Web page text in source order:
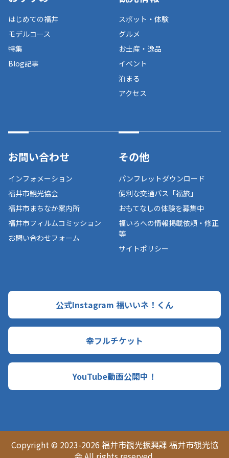
はじめての福井
モデルコース
特集
Blog記事
スポット・体験
グルメ
お土産・逸品
イベント
泊まる
アクセス
お問い合わせ
インフォメーション
福井市観光協会
福井市まちなか案内所
福井市フィルムコミッション
お問い合わせフォーム
その他
パンフレットダウンロード
便利な交通パス「福旅」
おもてなしの体験を募集中
福いろへの情報掲載依頼・修正
等
サイトポリシー
公式Instagram 福いいネ！くん
幸フルチケット
YouTube動画公開中！
Copyright © 2023-2026 福井市観光振興課 福井市観光協